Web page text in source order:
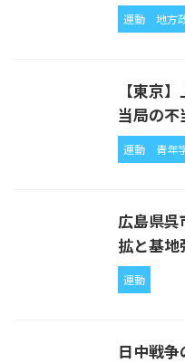
運動 地方
【東京
当局の不
運動 青年
広島県
拡と基地
運動
日中戦